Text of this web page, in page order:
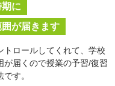
に
が届きます
トロールしてくれて、学校
が届くので授業の予習/復習
す。